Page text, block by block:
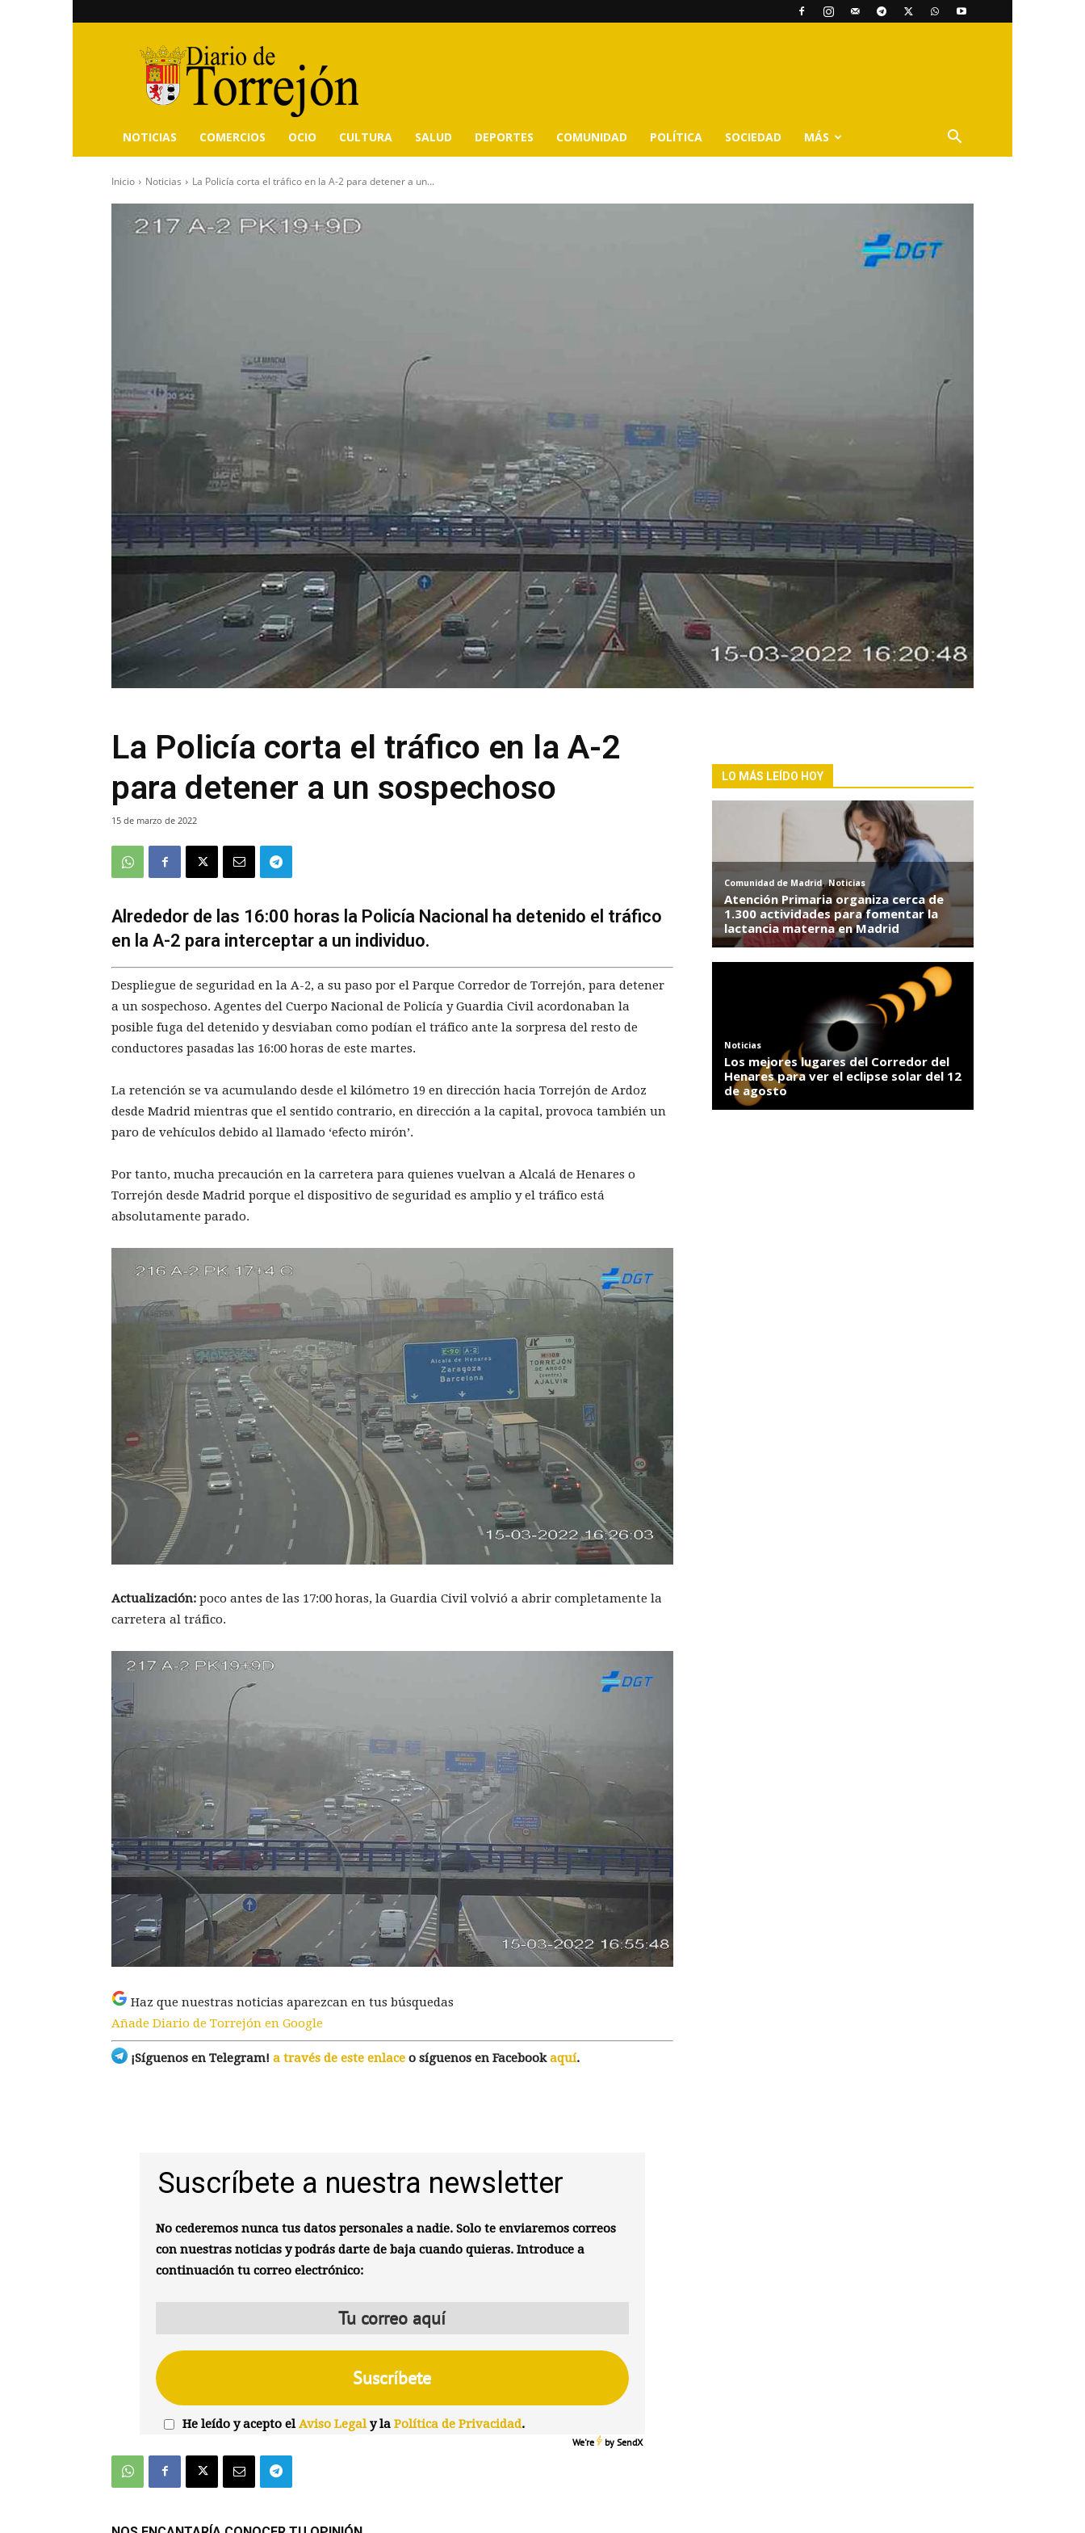
Diario
de
Torrejón
NOTICIAS COMERCIOS OCIO CULTURA SALUD DEPORTES COMUNIDAD POLÍTICA SOCIEDAD MÁS
Inicio Noticias La Policía corta el tráfico en la A-2 para detener a un...
La Policía corta el tráfico en la A-2
para detener a un sospechoso
15 de marzo de 2022
Alrededor de las 16:00 horas la Policía Nacional ha detenido el tráfico
en la A-2 para interceptar a un individuo.
Despliegue de seguridad en la A-2, a su paso por el Parque Corredor de Torrejón, para detener
a un sospechoso. Agentes del Cuerpo Nacional de Policía y Guardia Civil acordonaban la
posible fuga del detenido y desviaban como podían el tráfico ante la sorpresa del resto de
conductores pasadas las 16:00 horas de este martes.
La retención se va acumulando desde el kilómetro 19 en dirección hacia Torrejón de Ardoz
desde Madrid mientras que el sentido contrario, en dirección a la capital, provoca también un
paro de vehículos debido al llamado ‘efecto mirón’.
Por tanto, mucha precaución en la carretera para quienes vuelvan a Alcalá de Henares o
Torrejón desde Madrid porque el dispositivo de seguridad es amplio y el tráfico está
absolutamente parado.
Actualización: poco antes de las 17:00 horas, la Guardia Civil volvió a abrir completamente la
carretera al tráfico.
Haz que nuestras noticias aparezcan en tus búsquedas
Añade Diario de Torrejón en Google
¡Síguenos en Telegram! a través de este enlace o síguenos en Facebookaquí.
Suscríbete a nuestra newsletter
No cederemos nunca tus datos personales a nadie. Solo te enviaremos correos
con nuestras noticias y podrás darte de baja cuando quieras. Introduce a
continuación tu correo electrónico:
He leído y acepto elAviso Legaly la Política de Privacidad.
We're bySendX
LO MÁS LEÍDO HOY